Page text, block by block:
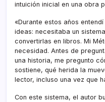
intuición inicial en una obra
«Durante estos años
ideas: necesitaba un
convertirlas en libros. Mi
necesidad. Antes de
una historia, me pregunto
sostiene, qué herida la
lector, incluso una vez que
Con este sistema, el autor